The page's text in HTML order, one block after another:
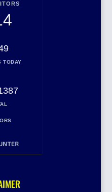
TODAY